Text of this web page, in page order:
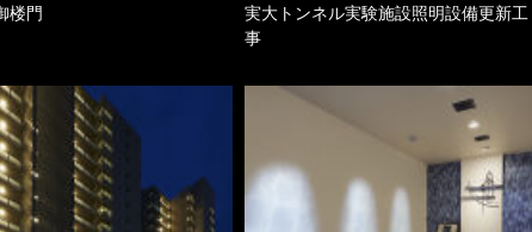
楼門
実大トンネル実験施設照明設備更新工
事